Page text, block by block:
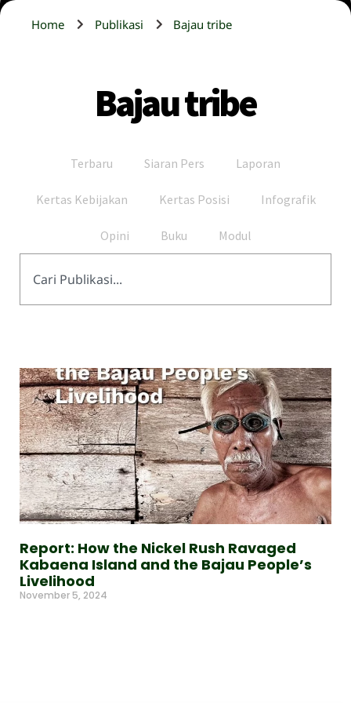
Home Publikasi Bajau tribe
Bajau tribe
Terbaru Siaran Pers Laporan
Kertas Kebijakan Kertas Posisi Infografik
Opini Buku Modul
Report: How the Nickel Rush Ravaged
Kabaena Island and the Bajau People’s
Livelihood
November 5, 2024